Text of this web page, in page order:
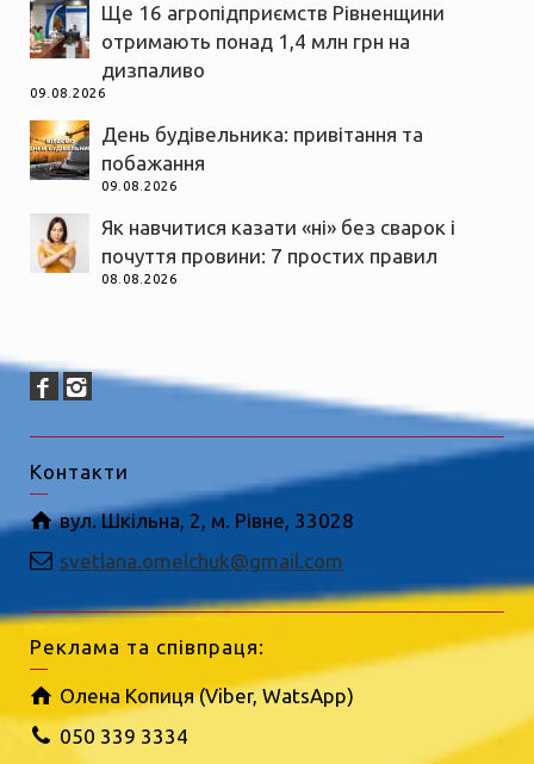
Ще 16 агропідприємств Рівненщини
отримають понад 1,4 млн грн на
дизпаливо
09.08.2026
День будівельника: привітання та
побажання
09.08.2026
Як навчитися казати «ні» без сварок і
почуття провини: 7 простих правил
08.08.2026
Контакти
вул. Шкільна, 2, м. Рівне, 33028
svetlana.omelchuk@gmail.com
Реклама та співпраця:
Олена Копиця (Viber, WatsApp)
050 339 3334